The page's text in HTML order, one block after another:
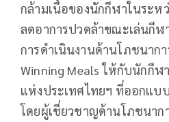
กล้ามเนื้อของนักกีฬาในระห
ลดอาการปวดล้าขณะเล่นกี
การดำเนินงานด้านโภชนาก
Winning Meals ให้กับนักกี
แห่งประเทศไทยฯ ที่ออกแบ
โดยผู้เชี่ยวชาญด้านโภชนาก